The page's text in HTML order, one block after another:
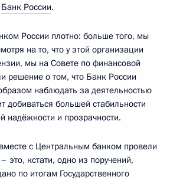
Банк России.
России плотно: больше того, мы
на то, что у этой организации
мы на Совете по финансовой
решение о том, что Банк России
наблюдать за деятельностью
добиваться большей стабильности
надёжности и прозрачности.
с Центральным банком провели
это, кстати, одно из поручений,
по итогам Государственного